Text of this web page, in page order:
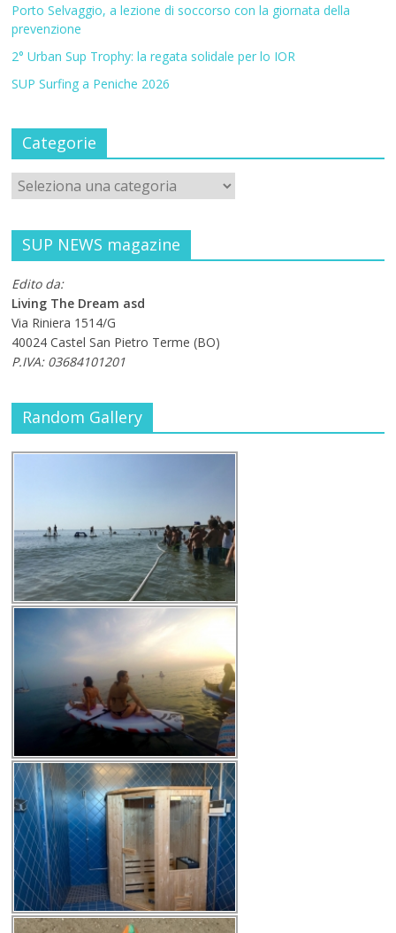
Porto Selvaggio, a lezione di soccorso con la giornata della
prevenzione
2° Urban Sup Trophy: la regata solidale per lo IOR
SUP Surfing a Peniche 2026
Categorie
SUP NEWS magazine
Edito da:
Living The Dream asd
Via Riniera 1514/G
40024 Castel San Pietro Terme (BO)
P.IVA: 03684101201
Random Gallery